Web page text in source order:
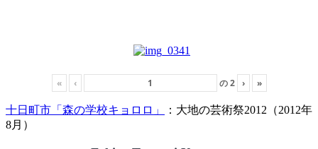
« ‹ の2 › »
十日町市「森の学校キョロロ」
：大地の芸術祭2012（2012年
8月）